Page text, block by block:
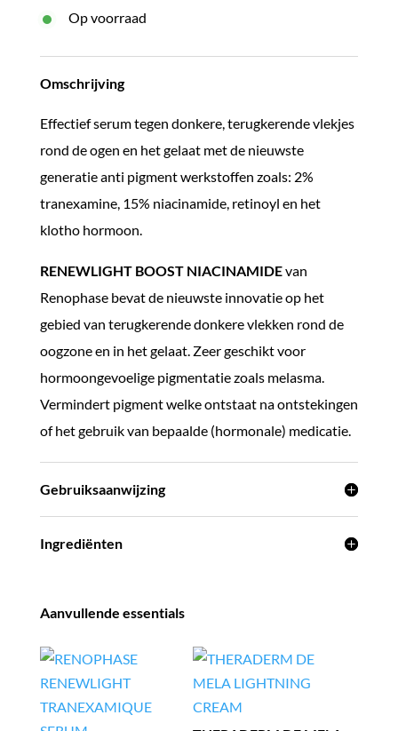
Op voorraad
Omschrijving
Effectief serum tegen donkere, terugkerende vlekjes
rond de ogen en het gelaat met de nieuwste
generatie anti pigment werkstoffen zoals: 2%
tranexamine, 15% niacinamide, retinoyl en het
klotho hormoon.
RENEWLIGHT BOOST NIACINAMIDEvan
Renophase bevat de nieuwste innovatie op het
gebied van terugkerende donkere vlekken rond de
oogzone en in het gelaat. Zeer geschikt voor
hormoongevoelige pigmentatie zoals melasma.
Vermindert pigment welke ontstaat na ontstekingen
of het gebruik van bepaalde (hormonale) medicatie.
Gebruiksaanwijzing
Ingrediënten
Aanvullende essentials